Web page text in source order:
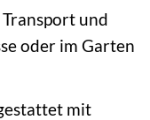
und
oder im Garten
mit